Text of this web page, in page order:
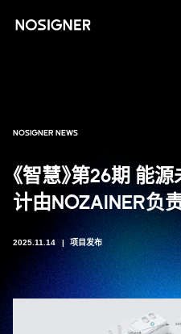
首页
NOSIGNER NEWS
《智慧》第26期 能
计由NOZAINER负
2025.11.14 项目发布